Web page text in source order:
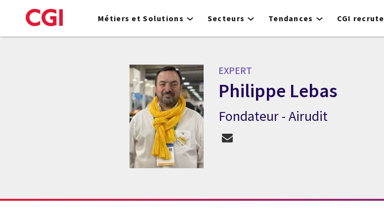
to
Métiers et Solutions Secteurs Tendances CGI recrute
EXPERT
Philippe Lebas
Expert Philippe Lebas
Fondateur - Airudit